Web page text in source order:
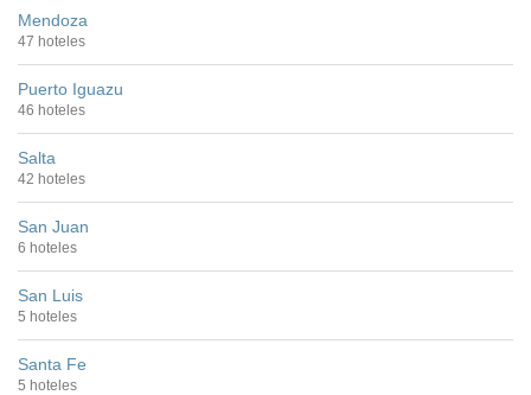
Mendoza
47 hoteles
Puerto Iguazu
46 hoteles
Salta
42 hoteles
San Juan
6 hoteles
San Luis
5 hoteles
Santa Fe
5 hoteles